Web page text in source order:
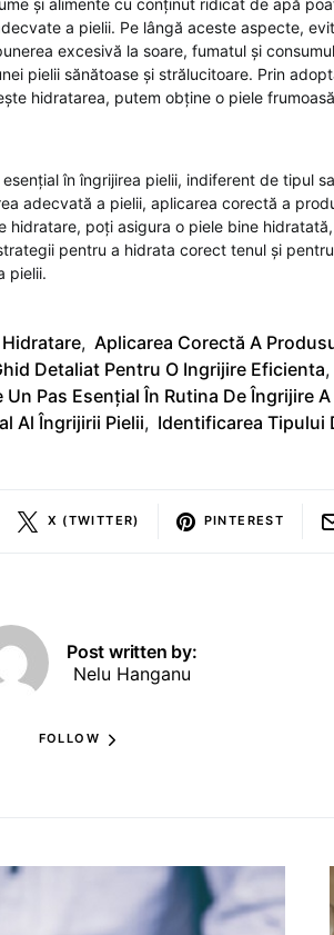
a pielii. Pe lângă aceste aspecte,
excesivă la soare, fumatul și
pielii sănătoase și strălucitoare. Prin
hidratarea, putem obține o piele
în îngrijirea pielii, indiferent de tipul
adecvată a pielii, aplicarea corectă a
hidratare, poți asigura o piele bine
pentru a hidrata corect tenul și
pielii.
, Aplicarea Corectă A
Detaliat Pentru O Ingrijire Eficienta,
Pas Esențial În Rutina De Îngrijire
Al Îngrijirii Pielii, Identificarea Tipului
X (TWITTER) PINTEREST
Post written by:
Nelu Hanganu
FOLLOW